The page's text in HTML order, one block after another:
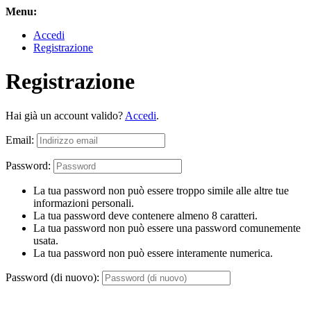
Menu:
Accedi
Registrazione
Registrazione
Hai già un account valido? Accedi.
Email:
Password:
La tua password non può essere troppo simile alle altre tue
informazioni personali.
La tua password deve contenere almeno 8 caratteri.
La tua password non può essere una password comunemente
usata.
La tua password non può essere interamente numerica.
Password (di nuovo):